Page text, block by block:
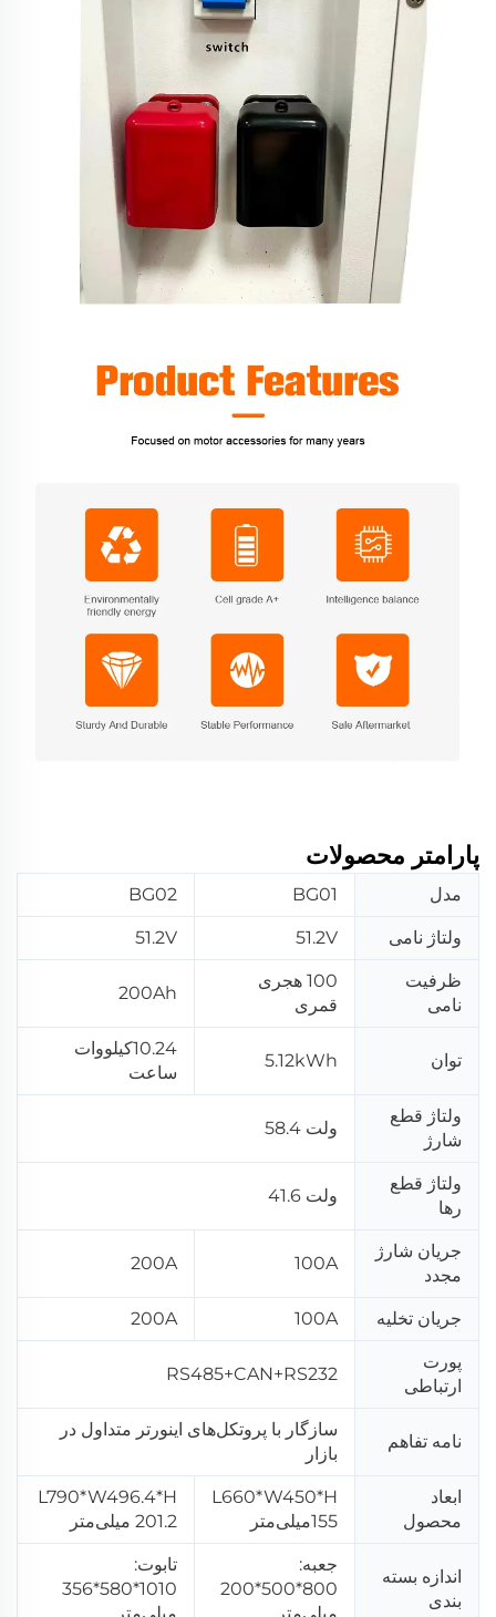
پارامتر محصولات
مدل BG01
BG02
ولتاژ نامی 51.2V
51.2V
ظرفیت
نامی
100 هجری
قمری
200Ah
توان 5.12kWh
10.24کیلووات
ساعت
ولتاژ قطع
شارژ
ولت 58.4
ولتاژ قطع
رها
ولت 41.6
جریان شارژ
مجدد
100A
200A
جریان تخلیه 100A
200A
پورت
ارتباطی
RS485+CAN+RS232
نامه تفاهم
سازگار با پروتکل‌های اینورتر متداول در
بازار
ابعاد
محصول
L660*W450*H
155میلی‌متر
L790*W496.4*H
201.2 میلی‌متر
اندازه بسته
بندی
جعبه:
800*500*200
میلی‌متر
تابوت:
1010*580*356
میلی‌متر